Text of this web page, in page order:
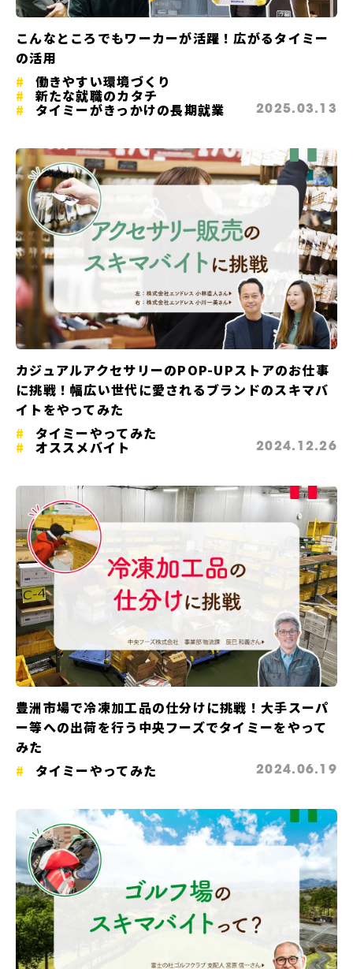
こんなところでもワーカーが活躍！広がるタイミー
の活用
働きやすい環境づくり
新たな就職のカタチ
タイミーがきっかけの長期就業 2025.03.13
カジュアルアクセサリーのPOP-UPストアのお仕事
に挑戦！幅広い世代に愛されるブランドのスキマバ
イトをやってみた
タイミーやってみた
オススメバイト 2024.12.26
豊洲市場で冷凍加工品の仕分けに挑戦！大手スーパ
ー等への出荷を行う中央フーズでタイミーをやって
みた
タイミーやってみた
2024.06.19